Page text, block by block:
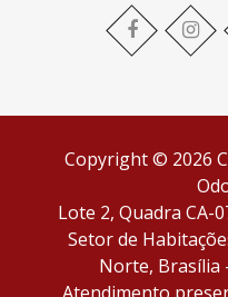
facebook Instagram
Copyright © 2026
Lote 2, Quadra CA-
Setor de
Norte, Brasília